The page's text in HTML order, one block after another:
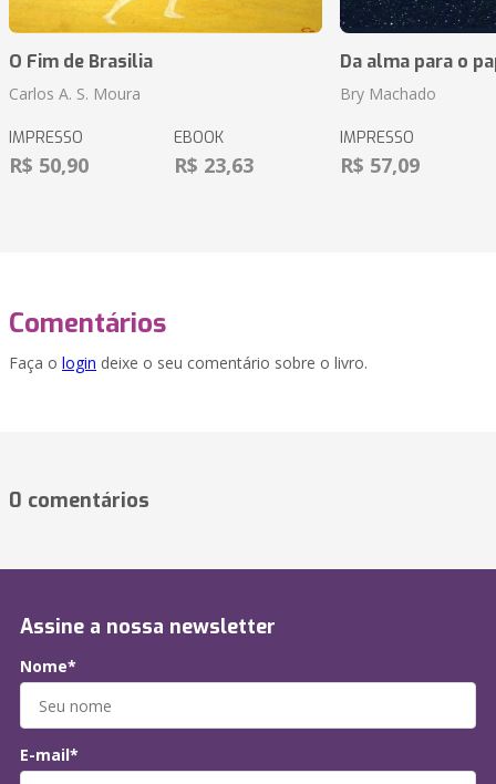
O Fim de Brasilia
Carlos A. S. Moura
IMPRESSO
R$ 50,90
EBOOK
R$ 23,63
Da alma para o
Bry Machado
IMPRESSO
R$ 57,09
Comentários
Faça o login deixe o seu comentário sobre o livro.
0 comentários
Assine a nossa newsletter
Nome*
E-mail*